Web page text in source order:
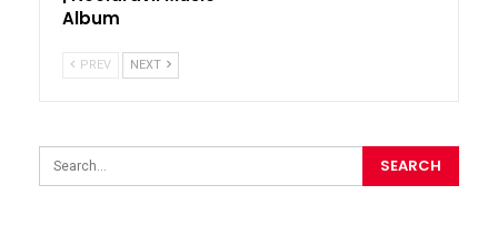
Album
PREV NEXT